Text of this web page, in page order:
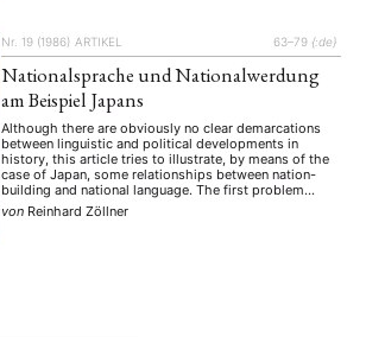
Nr. 19 (1986) ARTIKEL 63–79 {:de}
Nationalsprache und Nationalwerdung
am Beispiel Japans
Although there are obviously no clear demarcations
between linguistic and political developments in
history, this article tries to illustrate, by means of the
case of Japan, some relationships between nation-
building and national language. The first problem
pertains a possible nexus between national
consciousness and the linguistic reform movement in
von Reinhard Zöllner